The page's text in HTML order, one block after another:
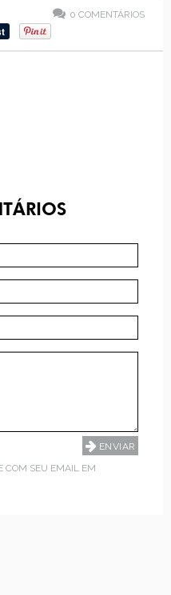
0 COMENTÁRIOS
COM SEU EMAIL EM